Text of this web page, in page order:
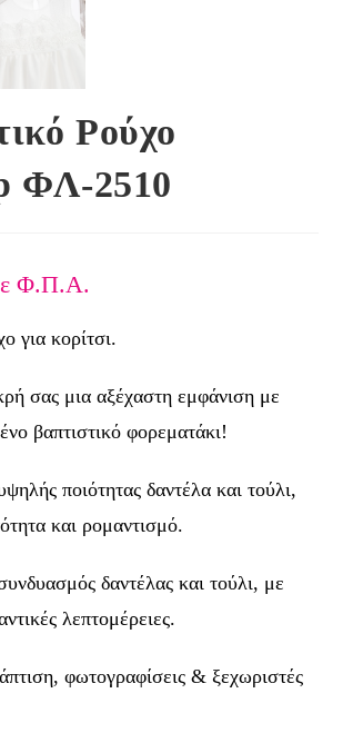
Ρούχο
ΦΛ-2510
Φ.Π.Α.
για κορίτσι.
σας μια αξέχαστη εμφάνιση με
βαπτιστικό φορεματάκι!
ποιότητας δαντέλα και τούλι,
και ρομαντισμό.
δαντέλας και τούλι, με
λεπτομέρειες.
φωτογραφίσεις & ξεχωριστές